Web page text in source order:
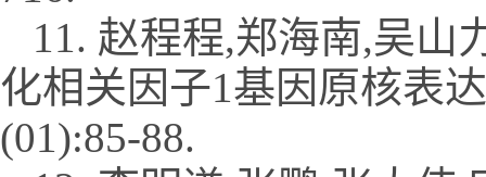
11. 赵程程,郑海南,吴山
化相关因子1基因原核表
(01):85-88.